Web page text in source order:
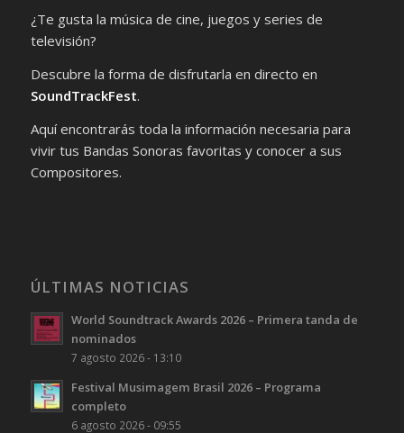
¿Te gusta la música de cine, juegos y series de
televisión?
Descubre la forma de disfrutarla en directo en
SoundTrackFest.
Aquí encontrarás toda la información necesaria para
vivir tus Bandas Sonoras favoritas y conocer a sus
Compositores.
ÚLTIMAS NOTICIAS
World Soundtrack Awards 2026 – Primera tanda de
nominados
7 agosto 2026 - 13:10
Festival Musimagem Brasil 2026 – Programa
completo
6 agosto 2026 - 09:55